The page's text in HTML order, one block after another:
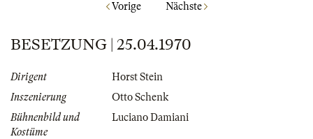
Vorige Nächste
BESETZUNG | 25.04.1970
Dirigent
Horst Stein
Inszenierung
Otto Schenk
Bühnenbild und
Kostüme
Luciano Damiani